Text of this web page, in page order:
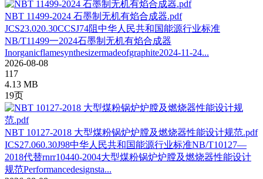
NBT 11499-2024 石墨制无机有焰合成器.pdf
JCS23.020.30CCSJ74阻中华人民共和国能源行业标准
NB/T11499一2024石墨制无机有焰合成器
Inorganicflamesynthesizermadeofgraphite2024-11-24...
2026-08-08
117
4.13 MB
19页
NBT 10127-2018 大型煤粉锅炉炉膛及燃烧器性能设计规范.pdf
ICS27.060.30J98中华人民共和国能源行业标准NB/T10127—
2018代替rnrr10440-2004大型煤粉锅炉炉膛及燃烧器性能设计
规范Performancedesignsta...